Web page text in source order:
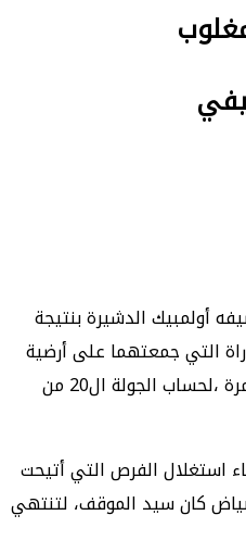
أولمبيك الدشيرة بنتيجة
0)،في المباراة التي جمعتهما على أرضية
ملعب أحمد شكري بمدينة الزمامرة ،لحساب الجولة ال20 من
استغلال الفرص التي أتيحت
كان سيد الموقف، لتنتهي